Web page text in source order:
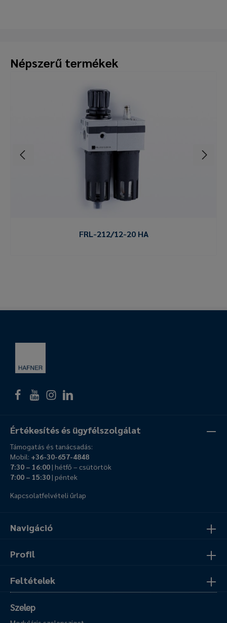
Népszerű termékek
FRL-212/12-20 HA
Navigáció
Profil
Feltételek
Értékesítés és ügyfélszolgálat
Támogatás és tanácsadás:
Mobil: +36-30-657-4848
7:30 – 16:00| hétfő – csütörtök
7:00 – 15:30| péntek
Kapcsolatfelvételi űrlap
Szelep